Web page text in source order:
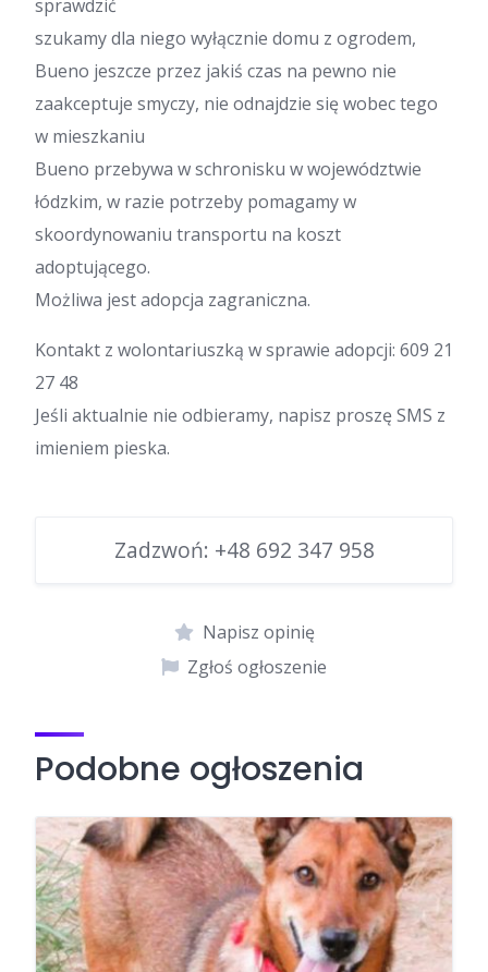
sprawdzić
szukamy dla niego wyłącznie domu z ogrodem,
Bueno jeszcze przez jakiś czas na pewno nie
zaakceptuje smyczy, nie odnajdzie się wobec tego
w mieszkaniu
Bueno przebywa w schronisku w województwie
łódzkim, w razie potrzeby pomagamy w
skoordynowaniu transportu na koszt
adoptującego.
Możliwa jest adopcja zagraniczna.
Kontakt z wolontariuszką w sprawie adopcji: 609 21
27 48
Jeśli aktualnie nie odbieramy, napisz proszę SMS z
imieniem pieska.
Zadzwoń: +48 692 347 958
Napisz opinię
Zgłoś ogłoszenie
Podobne ogłoszenia